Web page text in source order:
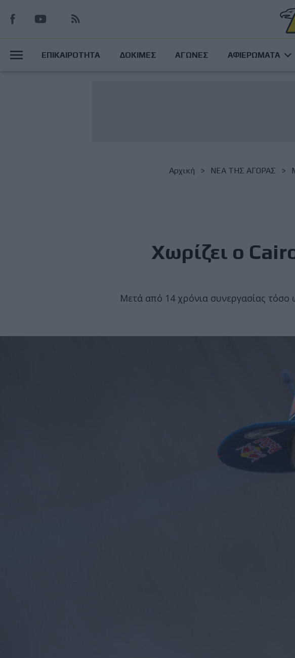
προς
κυρίως
MainΕΠΙΚΑΙΡΟΤΗΤΑ ΔΟΚΙΜΕΣ ΑΓΩΝΕΣ ΑΦΙΕΡΩΜΑΤΑ
Αρχική NΕΑ ΤΗΣ ΑΓΟΡΑΣ
Χωρίζει ο
Μετά από 14 χρόνια συνεργασίας